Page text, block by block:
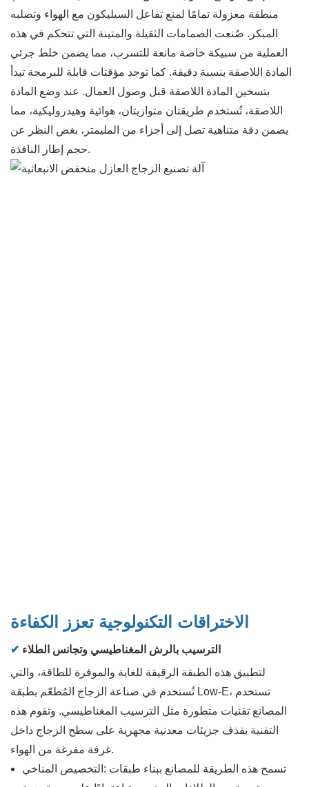
منطقة معزولة تمامًا لمنع تفاعل السيليكون مع الهواء وتصلبه
المبكر. صُنعت الصمامات الثقيلة والمتينة التي تتحكم في هذه
العملية من سبيكة خاصة مانعة للتسرب، مما يضمن خلط جزئي
المادة اللاصقة بنسبة دقيقة. كما توجد مؤقتات قابلة للبرمجة تبدأ
بتسخين المادة اللاصقة قبل وصول العمال. عند وضع المادة
اللاصقة، تُستخدم طريقتان متوازيتان، هوائية وهيدروليكية، مما
يضمن دقة متناهية تصل إلى أجزاء من المليمتر، بغض النظر عن
حجم إطار النافذة.
الاختراقات التكنولوجية تعزز الكفاءة
✔ الترسيب بالرش المغناطيسي وتجانس الطلاء
لتطبيق هذه الطبقة الرقيقة للغاية والموفرة للطاقة، والتي
تُستخدم في صناعة الزجاج المُطعّم بطبقة Low-E، تستخدم
المصانع تقنيات متطورة مثل الترسيب المغناطيسي. وتقوم هذه
التقنية بقذف جزيئات معدنية مجهرية على سطح الزجاج داخل
غرفة مفرغة من الهواء.
التخصيص المناخي: تسمح هذه الطريقة للمصانع ببناء طبقات